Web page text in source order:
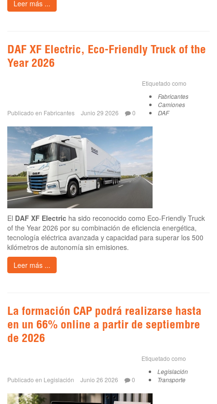
Leer más ...
DAF XF Electric, Eco-Friendly Truck of the
Year 2026
Publicado en Fabricantes Junio 29 2026 0
Etiquetado como
Fabricantes
Camiones
DAF
El DAF XF Electric ha sido reconocido como Eco-Friendly Truck
of the Year 2026 por su combinación de eficiencia energética,
tecnología eléctrica avanzada y capacidad para superar los 500
kilómetros de autonomía sin emisiones.
Leer más ...
La formación CAP podrá realizarse hasta
en un 66% online a partir de septiembre
de 2026
Publicado en Legislación Junio 26 2026 0
Etiquetado como
Legislación
Transporte